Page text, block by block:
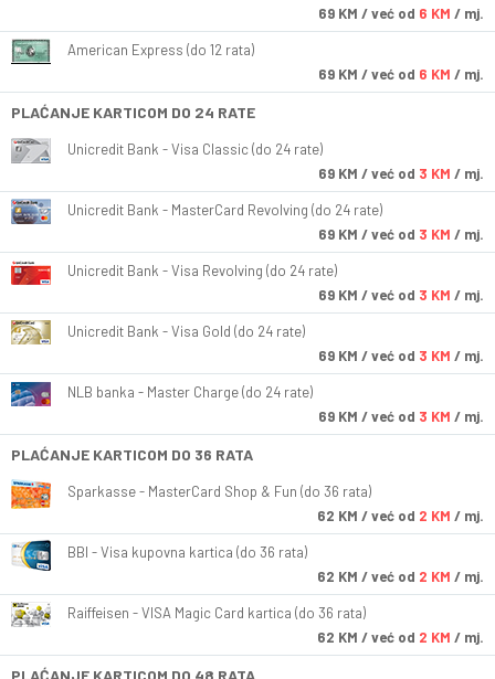
69 KM / već od 6 KM / mj.
American Express (do 12 rata)
69 KM / već od 6 KM / mj.
PLAĆANJE KARTICOM DO 24 RATE
Unicredit Bank - Visa Classic (do 24 rate)
69 KM / već od 3 KM / mj.
Unicredit Bank - MasterCard Revolving (do 24 rate)
69 KM / već od 3 KM / mj.
Unicredit Bank - Visa Revolving (do 24 rate)
69 KM / već od 3 KM / mj.
Unicredit Bank - Visa Gold (do 24 rate)
69 KM / već od 3 KM / mj.
NLB banka - Master Charge (do 24 rate)
69 KM / već od 3 KM / mj.
PLAĆANJE KARTICOM DO 36 RATA
Sparkasse - MasterCard Shop & Fun (do 36 rata)
62 KM / već od 2 KM / mj.
BBI - Visa kupovna kartica (do 36 rata)
62 KM / već od 2 KM / mj.
Raiffeisen - VISA Magic Card kartica (do 36 rata)
62 KM / već od 2 KM / mj.